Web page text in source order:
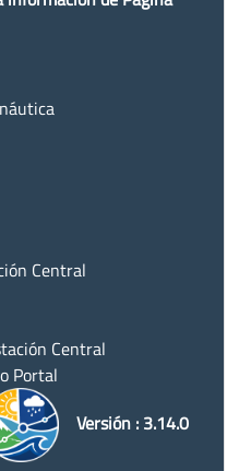
Central
Central
Portal
Versión : 3.14.0